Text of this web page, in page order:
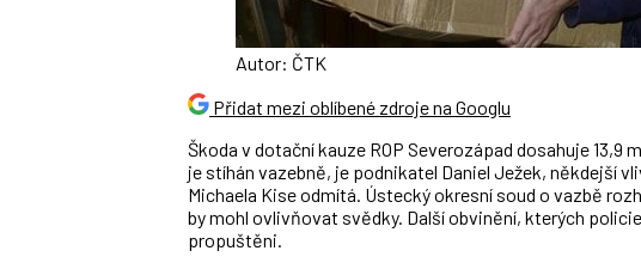
Autor: ČTK
Přidat mezi oblíbené zdroje na Googlu
Škoda v dotační kauze ROP Severozápad dosahuje
je stíhán vazebně, je podnikatel Daniel Ježek, někdejší
Michaela Kise odmítá. Ústecký okresní soud o vazbě
by mohl ovlivňovat svědky. Další obvinění, kterých
propuštěni.